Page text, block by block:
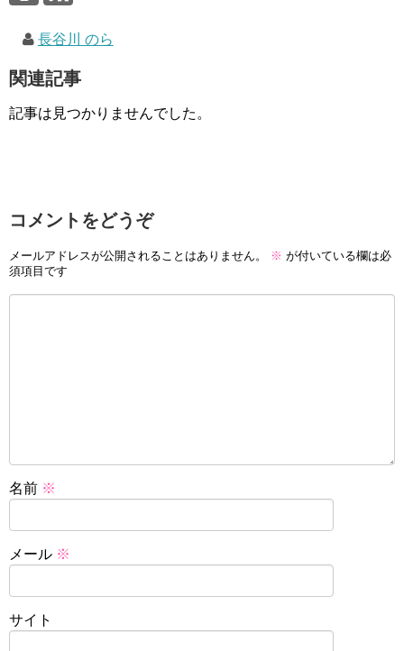
長谷川 のら
関連記事
記事は見つかりませんでした。
コメントをどうぞ
メールアドレスが公開されることはありません。 ※ が付いている欄は必
須項目です
名前 ※
メール ※
サイト